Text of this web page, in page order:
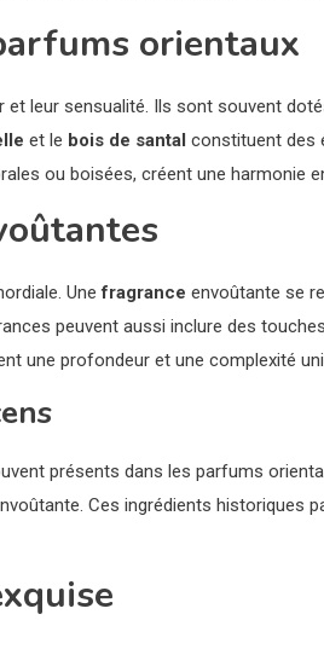
orientaux
et leur sensualité. Ils sont souvent
et le bois de santal constituent des
ou boisées, créent une harmonie
Unefragrance envoûtante se
peuvent aussi inclure des
une profondeur et une complexité
présents dans les parfums
Ces ingrédients historiques